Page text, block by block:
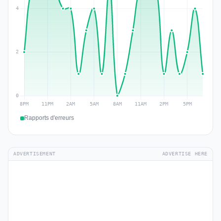
Rapports d'erreurs
ADVERTISEMENT ADVERTISE HERE